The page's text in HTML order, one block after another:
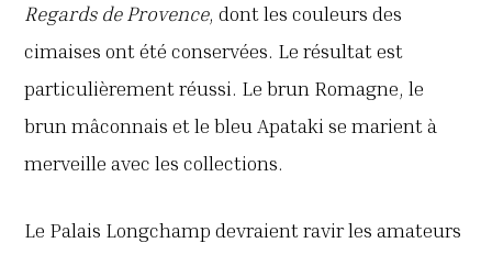
Regards de Provence, dont les couleurs des
cimaises ont été conservées. Le résultat est
particulièrement réussi. Le brun Romagne, le
brun mâconnais et le bleu Apataki se marient à
merveille avec les collections.
Le Palais Longchamp devraient ravir les amateurs